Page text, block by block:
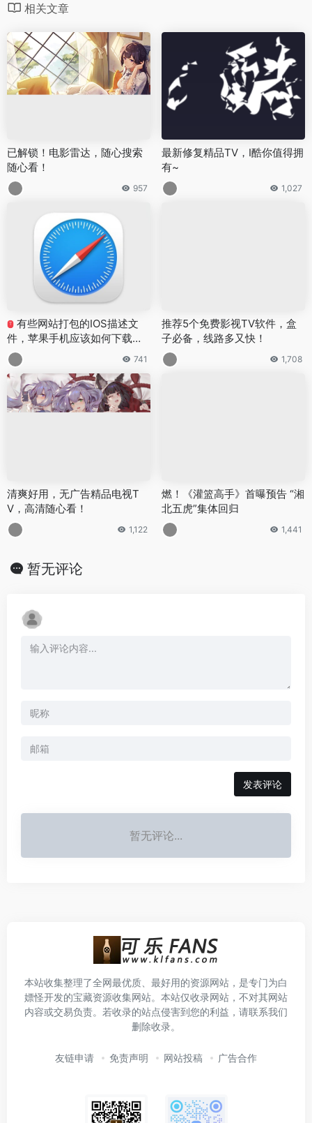
相关文章
已解锁！电影雷达，随心搜索
随心看！
957
最新修复精品TV，I酷你值得拥
有~
1,027
T
有些网站打包的IOS描述文
件，苹果手机应该如何下载并
安装使用？
741
推荐5个免费影视TV软件，盒
子必备，线路多又快！
1,708
清爽好用，无广告精品电视T
V，高清随心看！
1,122
燃！《灌篮高手》首曝预告 “湘
北五虎”集体回归
1,441
暂无评论
发表评论
暂无评论...
本站收集整理了全网最优质、最好用的资源网站，是专门为白
嫖怪开发的宝藏资源收集网站。本站仅收录网站，不对其网站
内容或交易负责。若收录的站点侵害到您的利益，请联系我们
删除收录。
友链申请 免责声明 网站投稿 广告合作